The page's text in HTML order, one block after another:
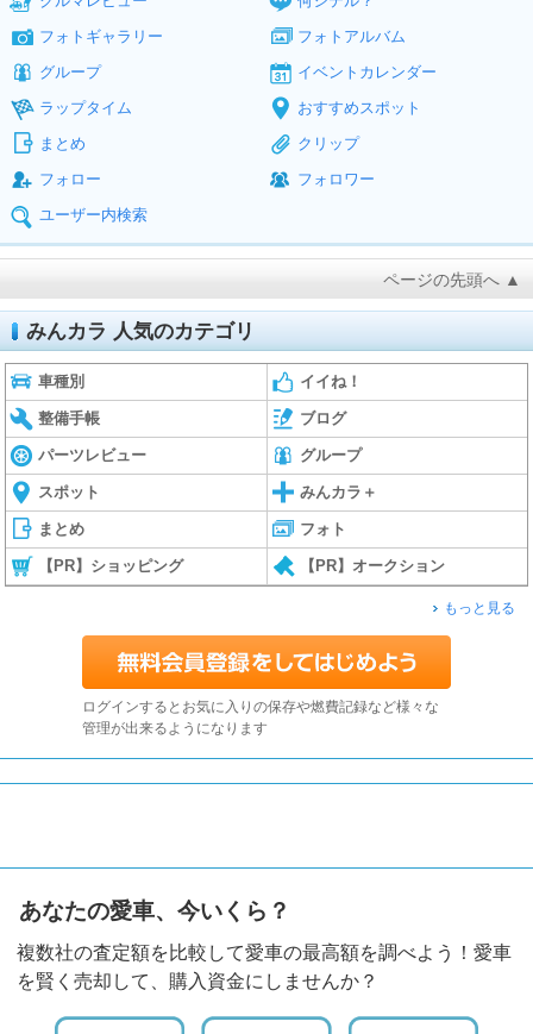
フォトギャラリー
フォトアルバム
グループ
イベントカレンダー
ラップタイム
おすすめスポット
まとめ
クリップ
フォロー
フォロワー
ユーザー内検索
ページの先頭へ ▲
みんカラ 人気のカテゴリ
車種別 イイね！
整備手帳 ブログ
パーツレビュー グループ
スポット みんカラ＋
まとめ フォト
【PR】ショッピング 【PR】オークション
もっと見る
ログインするとお気に入りの保存や燃費記録など様々な
管理が出来るようになります
あなたの愛車、今いくら？
複数社の査定額を比較して愛車の最高額を調べよう！愛車
を賢く売却して、購入資金にしませんか？